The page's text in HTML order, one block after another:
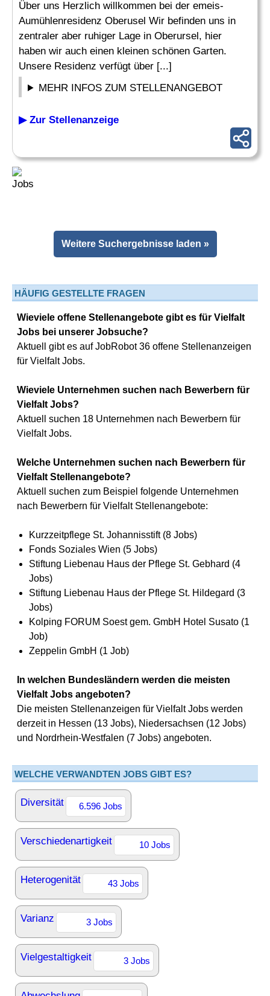
Über uns Herzlich willkommen bei der emeis-
Aumühlenresidenz Oberusel Wir befinden uns in
zentraler aber ruhiger Lage in Oberursel, hier
haben wir auch einen kleinen schönen Garten.
Unsere Residenz verfügt über [...]
MEHR INFOS ZUM STELLENANGEBOT
▶ Zur Stellenanzeige
Weitere Suchergebnisse laden »
HÄUFIG GESTELLTE FRAGEN
Wieviele offene Stellenangebote gibt es für Vielfalt
Jobs bei unserer Jobsuche?
Aktuell gibt es auf JobRobot 36 offene Stellenanzeigen
für Vielfalt Jobs.
Wieviele Unternehmen suchen nach Bewerbern für
Vielfalt Jobs?
Aktuell suchen 18 Unternehmen nach Bewerbern für
Vielfalt Jobs.
Welche Unternehmen suchen nach Bewerbern für
Vielfalt Stellenangebote?
Aktuell suchen zum Beispiel folgende Unternehmen
nach Bewerbern für Vielfalt Stellenangebote:
Kurzzeitpflege St. Johannisstift (8 Jobs)
Fonds Soziales Wien (5 Jobs)
Stiftung Liebenau Haus der Pflege St. Gebhard (4
Jobs)
Stiftung Liebenau Haus der Pflege St. Hildegard (3
Jobs)
Kolping FORUM Soest gem. GmbH Hotel Susato (1
Job)
Zeppelin GmbH (1 Job)
In welchen Bundesländern werden die meisten
Vielfalt Jobs angeboten?
Die meisten Stellenanzeigen für Vielfalt Jobs werden
derzeit in Hessen (13 Jobs), Niedersachsen (12 Jobs)
und Nordrhein-Westfalen (7 Jobs) angeboten.
WELCHE VERWANDTEN JOBS GIBT ES?
Diversität 6.596 Jobs
Verschiedenartigkeit 10 Jobs
Heterogenität 43 Jobs
Varianz 3 Jobs
Vielgestaltigkeit 3 Jobs